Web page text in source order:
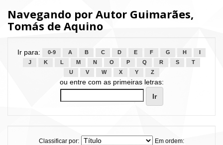
Navegando por Autor Guimarães,
Tomás de Aquino
Ir para: 0-9 A B C D E F G H
J
K L M N O P Q R S
T
U
V W X Y Z
ou entre com as primeiras letras:
Classificar por:
Em ordem: